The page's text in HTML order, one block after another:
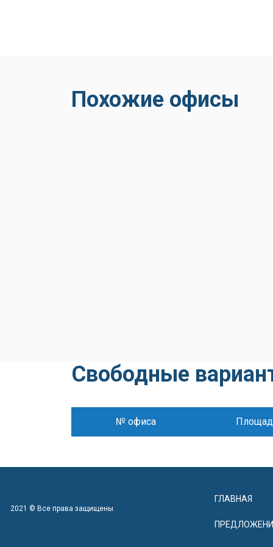
Похожие офисы
Свободные
№ офиса
2021 © Все права защищены
ГЛАВНАЯ